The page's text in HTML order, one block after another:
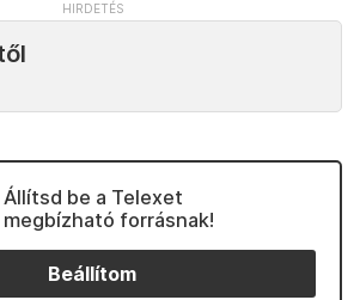
Állítsd be a Telexet
megbízható forrásnak!
Beállítom